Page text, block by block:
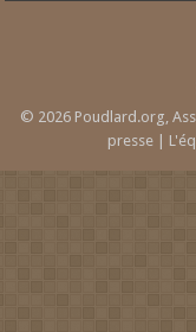
© 2026 Poudlard.org,
presse